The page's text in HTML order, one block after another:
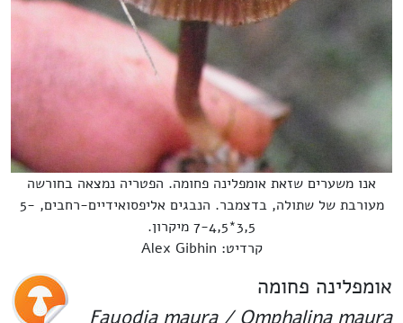
אנו משערים שזאת אומפלינה פחומה. הפטריה נמצאה בחורשה
מעורבת של שתולה, בדצמבר. הנבגים אליפסואידיים-רחבים, 5-
3,5*7-4,5 מיקרון.
קרדיט: Alex Gibhin
אומפלינה פחומה
Fayodia maura / Omphalina maura